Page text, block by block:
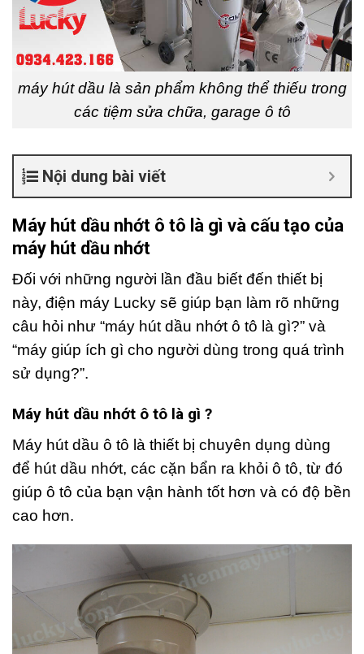
máy hút dầu là sản phẩm không thể thiếu trong
các tiệm sửa chữa, garage ô tô
Nội dung bài viết
Máy hút dầu nhớt ô tô là gì và cấu tạo của
máy hút dầu nhớt
Đối với những người lần đầu biết đến thiết bị
này, điện máy Lucky sẽ giúp bạn làm rõ những
câu hỏi như “máy hút dầu nhớt ô tô là gì?” và
“máy giúp ích gì cho người dùng trong quá trình
sử dụng?”.
Máy hút dầu nhớt ô tô là gì ?
Máy hút dầu ô tô là thiết bị chuyên dụng dùng
để hút dầu nhớt, các cặn bẩn ra khỏi ô tô, từ đó
giúp ô tô của bạn vận hành tốt hơn và có độ bền
cao hơn.